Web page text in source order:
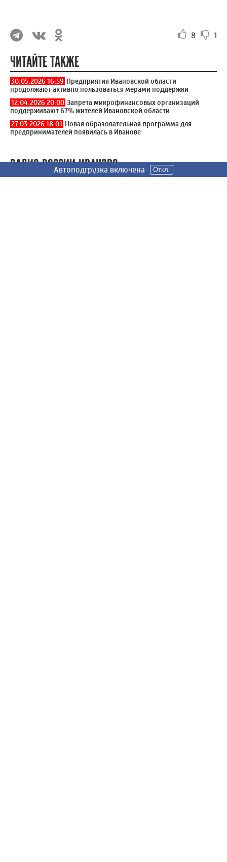
8 1
ЧИТАЙТЕ ТАКЖЕ
30.05.2026 16:59 Предприятия Ивановской области
продолжают активно пользоваться мерами поддержки
12.04.2026 20:00 Запрета микрофинансовых организаций
поддерживают 67% жителей Ивановской области
27.03.2026 18:01 Новая образовательная программа для
предпринимателей появилась в Иванове
РАДИО РОССИИ ИВАНОВО
Автоподгрузка включена Откл.
Автоподгрузка включена Откл.
Автоподгрузка включена Откл.